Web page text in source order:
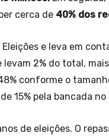
cerca de 40% dos
e leva em
2% do total,
conforme o
15% pela bancada no
de eleições. O